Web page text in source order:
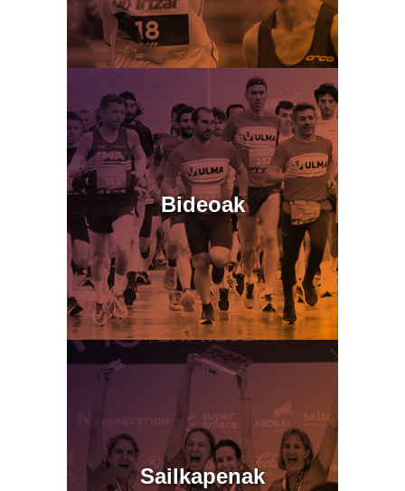
Bideoak
Sailkapenak